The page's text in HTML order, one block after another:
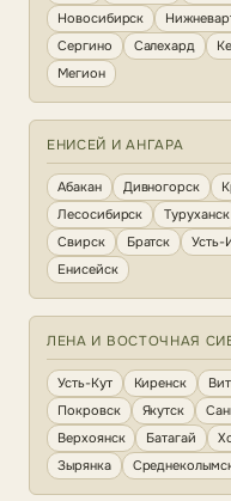
Новосибирск
Сергино
Салехард
Мегион
ЕНИСЕЙ И АНГАРА
Абакан Дивногорск
Лесосибирск
Туруханск
Свирск
Братск Усть-
Енисейск
ЛЕНА И ВОСТОЧНАЯ
Усть-Кут Киренск
Покровск
Якутск
Верхоянск
Батагай
Зырянка